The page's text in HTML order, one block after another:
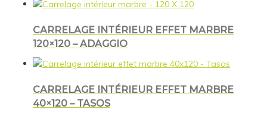
CARRELAGE INTÉRIEUR EFFET MARBRE
120×120 – ADAGGIO
CARRELAGE INTÉRIEUR EFFET MARBRE
40×120 – TASOS